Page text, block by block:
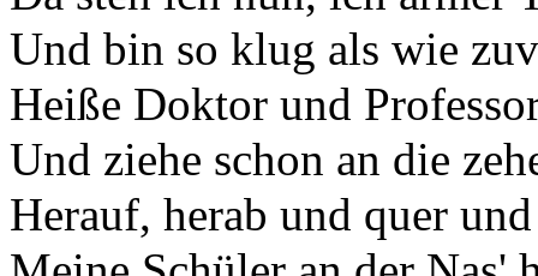
Und bin so klug als wie
Heiße Doktor und
Und ziehe schon an die
Herauf, herab und quer